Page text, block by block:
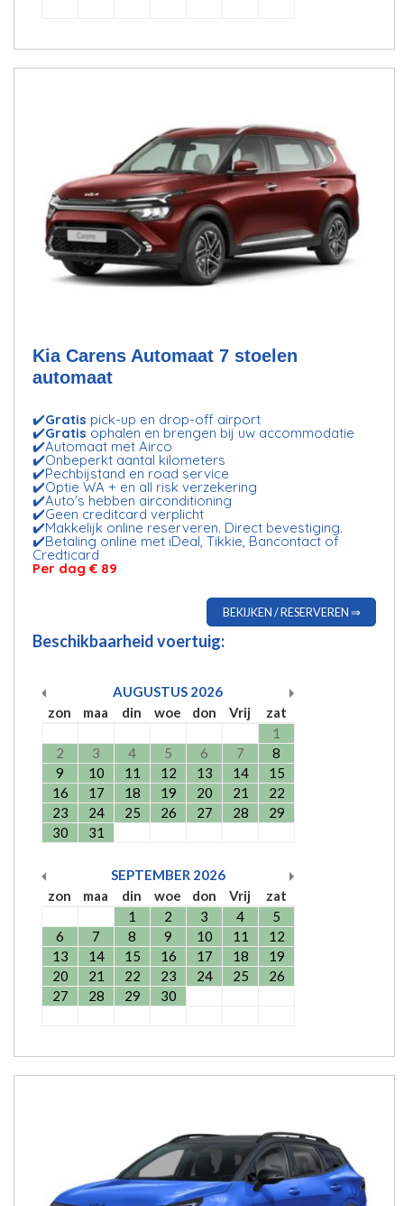
Kia Carens Automaat 7 stoelen
automaat
✔️Gratis pick-up en drop-off airport
✔️Gratis ophalen en brengen bij uw accommodatie
✔️Automaat met Airco
✔️Onbeperkt aantal kilometers
✔️Pechbijstand en road service
✔️Optie WA + en all risk verzekering
✔️Auto's hebben airconditioning
✔️Geen creditcard verplicht
✔️Makkelijk online reserveren. Direct bevestiging.
✔️Betaling online met iDeal, Tikkie, Bancontact of
Credticard
Per dag € 89
BEKIJKEN / RESERVEREN ⇒
Beschikbaarheid voertuig:
AUGUSTUS 2026
zon
maa din woe don Vrij
zat
1
2
3 4 5 6 7
8
9
10 11 12 13 14
15
16
17 18 19 20 21
22
23
24 25 26 27 28
29
30
31
SEPTEMBER 2026
zon
maa din woe don Vrij
zat
1
2 3 4
5
6
7 8 9 10 11
12
13
14 15 16 17 18
19
20
21 22 23 24 25
26
27
28 29 30